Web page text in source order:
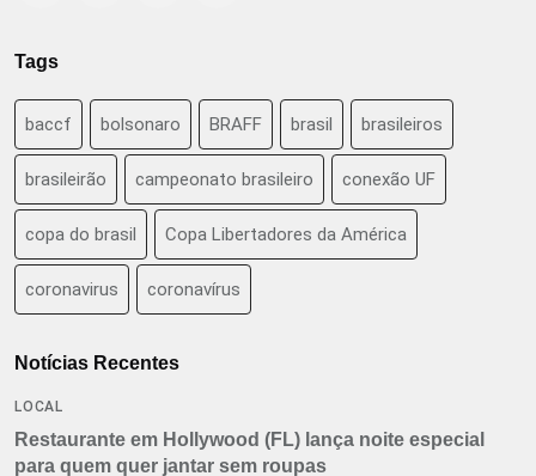
Tags
baccf bolsonaro BRAFF brasil brasileiros
brasileirão campeonato brasileiro conexão UF
copa do brasil Copa Libertadores da América
coronavirus coronavírus
Notícias Recentes
LOCAL
Restaurante em Hollywood (FL) lança noite especial
para quem quer jantar sem roupas